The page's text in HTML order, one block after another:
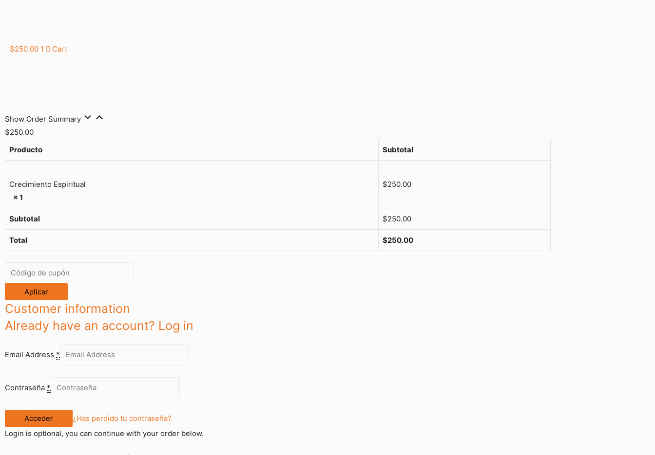
$250.00 1 Cart
Show Order Summary
$250.00
Producto
Subtotal
Crecimiento Espiritual
× 1
$250.00
Subtotal $250.00
Total $250.00
Aplicar
Customer information
Already have an account? Log in
Email Address *
Contraseña *
¿Has perdido tu contraseña?
Login is optional, you can continue with your order below.